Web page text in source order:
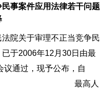
事案件应用法律若干问题
院关于审理不正当竞争民
于2006年12月30日由最
议通过，现予公布，自
行。 最高人